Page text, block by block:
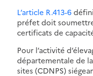
L’article R.413-6
préfet doit
certificats de
Pour l’activité
départementale de
sites (CDNPS)